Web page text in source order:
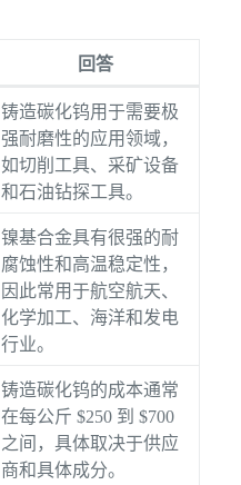
回答
铸造碳化钨用于需要极
强耐磨性的应用领域，
如切削工具、采矿设备
和石油钻探工具。
镍基合金具有很强的耐
腐蚀性和高温稳定性，
因此常用于航空航天、
化学加工、海洋和发电
行业。
铸造碳化钨的成本通常
在每公斤 $250 到 $700
之间，具体取决于供应
商和具体成分。